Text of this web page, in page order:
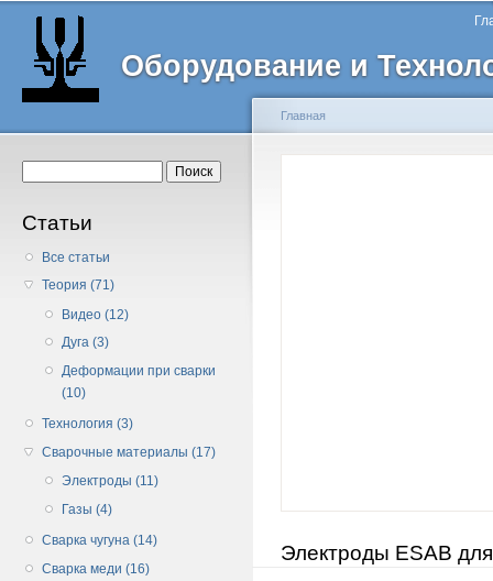
Оборудование и
Главное меню
Статьи
Все статьи
Теория (71)
Видео (12)
Дуга (3)
Деформации при сварки
(10)
Технология (3)
Сварочные материалы (17)
Электроды (11)
Газы (4)
Сварка чугуна (14)
Сварка меди (16)
Главная
Электроды ESAB